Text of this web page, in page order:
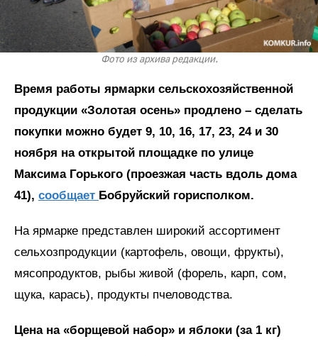
Фото из архива редакции.
Время работы ярмарки сельскохозяйственной
продукции «Золотая осень» продлено – сделать
покупки можно будет 9, 10, 16, 17, 23, 24 и 30
ноября на открытой площадке по улице
Максима Горького (проезжая часть вдоль дома
41), сообщает Бобруйский горисполком.
На ярмарке представлен широкий ассортимент
сельхозпродукции (картофель, овощи, фрукты),
мясопродуктов, рыбы живой (форель, карп, сом,
щука, карась), продукты пчеловодства.
Цена на «борщевой набор» и яблоки (за 1 кг)